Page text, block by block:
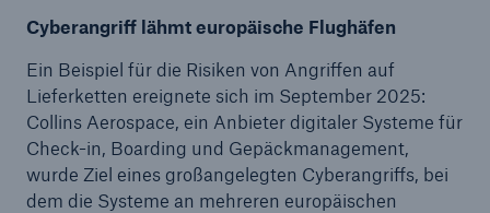
Cyberangriff lähmt europäische Flughäfen
Ein Beispiel für die Risiken von Angriffen auf
Lieferketten ereignete sich im September 2025:
Collins Aerospace, ein Anbieter digitaler Systeme für
Check-in, Boarding und Gepäckmanagement,
wurde Ziel eines großangelegten Cyberangriffs, bei
dem die Systeme an mehreren europäischen
Sachdeckung durch einen leistungsfähigen